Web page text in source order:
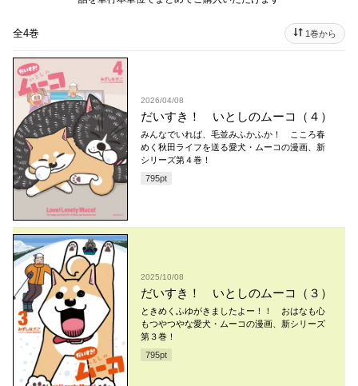
全4巻 1巻から
2026/04/08
だいすき！ いとしのムーコ（４）
みんなでいれば、毛並みふかふか！ こころ春
めく秋田ライフを送る愛犬・ムーコの漫画、新
シリーズ第４巻！
795pt
2025/10/08
だいすき！ いとしのムーコ（３）
ときめくふゆがきましたよー！！ おはなも心
もつやつやな愛犬・ムーコの漫画、新シリーズ
第３巻！
795pt